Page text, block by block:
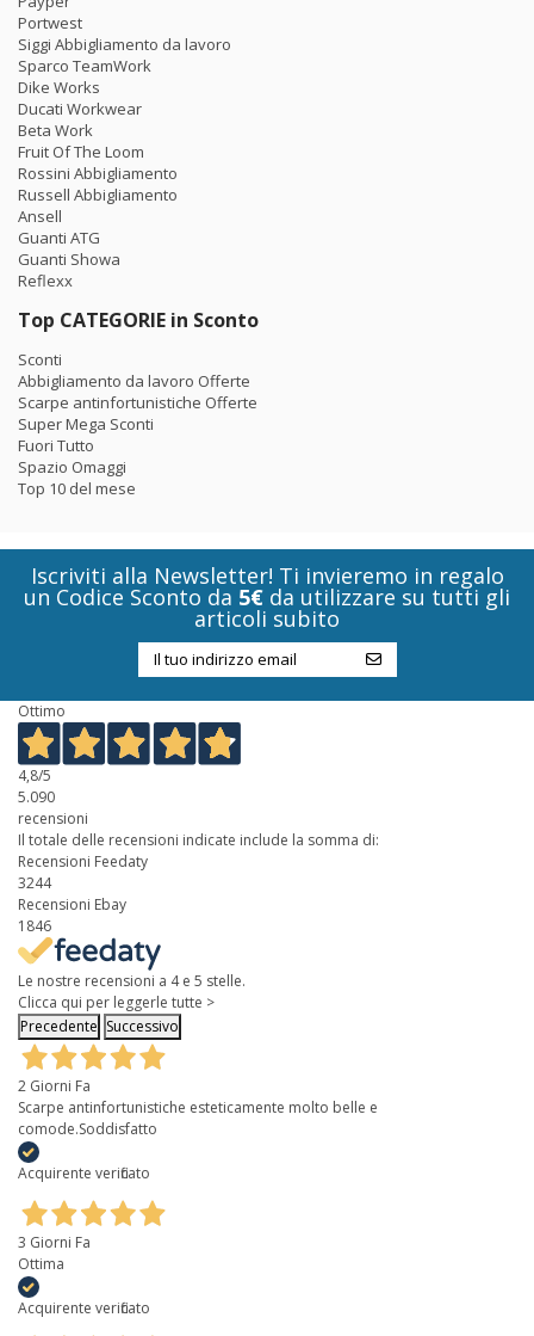
Portwest
Siggi Abbigliamento da lavoro
Sparco TeamWork
Dike Works
Ducati Workwear
Beta Work
Fruit Of The Loom
Rossini Abbigliamento
Russell Abbigliamento
Ansell
Guanti ATG
Guanti Showa
Reflexx
Top CATEGORIE in Sconto
Sconti
Abbigliamento da lavoro Offerte
Scarpe antinfortunistiche Offerte
Super Mega Sconti
Fuori Tutto
Spazio Omaggi
Top 10 del mese
Iscriviti alla Newsletter! Ti invieremo in regalo
un Codice Sconto da 5€ da utilizzare su tutti gli
articoli subito
Ottimo
4,8/5
5.090
recensioni
Il totale delle recensioni indicate include la somma di:
Recensioni Feedaty
3244
Recensioni Ebay
1846
Le nostre recensioni a 4 e 5 stelle.
Clicca qui per leggerle tutte >
Precedente Successivo
2 Giorni Fa
Scarpe antinfortunistiche esteticamente molto belle e
comode.Soddisfatto
Acquirente verificato
3 Giorni Fa
Ottima
Acquirente verificato